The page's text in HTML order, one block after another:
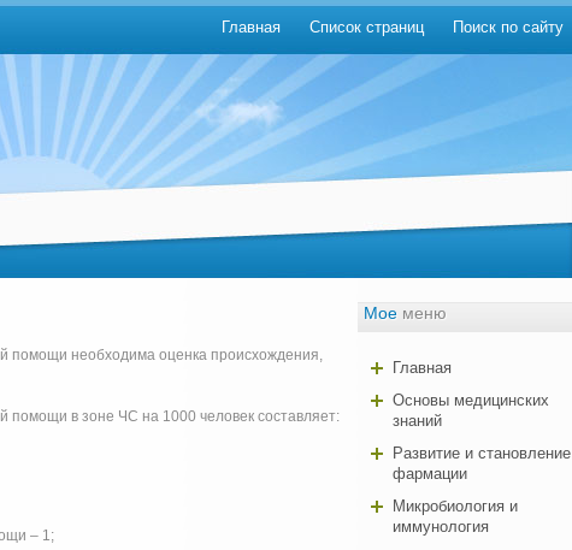
Поиск по сайту
Список страниц
Главная
Мое меню
Главная
Основы медицинских
знаний
Развитие и становление
фармации
Микробиология и
иммунология
помощи необходима оценка происхождения,
помощи в зоне ЧС на 1000 человек составляет:
– 1;